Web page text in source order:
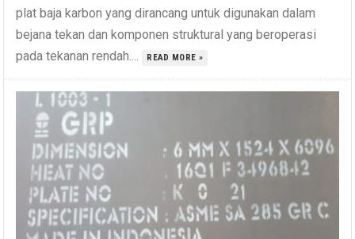
plat baja karbon yang dirancang untuk digunakan dalam
bejana tekan dan komponen struktural yang beroperasi
pada tekanan rendah....
READ MORE »